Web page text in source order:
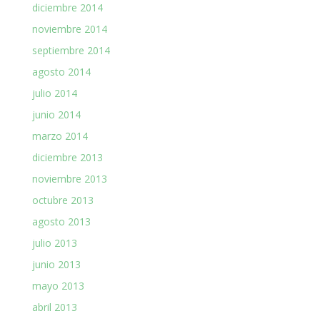
diciembre 2014
noviembre 2014
septiembre 2014
agosto 2014
julio 2014
junio 2014
marzo 2014
diciembre 2013
noviembre 2013
octubre 2013
agosto 2013
julio 2013
junio 2013
mayo 2013
abril 2013